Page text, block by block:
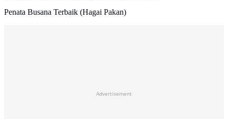
Penata Busana Terbaik (Hagai Pakan)
Advertisement